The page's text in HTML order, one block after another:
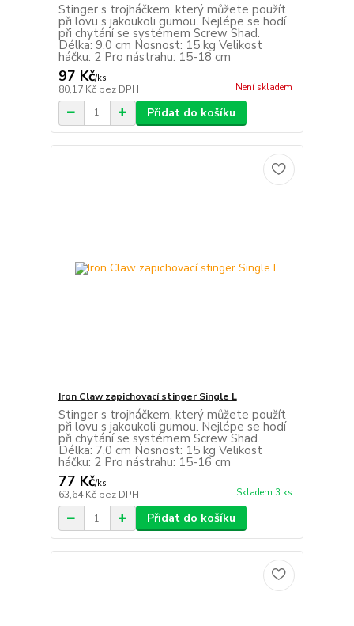
Stinger s trojháčkem, který můžete použít
při lovu s jakoukoli gumou. Nejlépe se hodí
při chytání se systémem Screw Shad.
Délka: 9,0 cm Nosnost: 15 kg Velikost
háčku: 2 Pro nástrahu: 15-18 cm
97 Kč/ks
80,17 Kč bez DPH Není skladem
Přidat do košíku
Iron Claw zapichovací stinger Single L
Stinger s trojháčkem, který můžete použít
při lovu s jakoukoli gumou. Nejlépe se hodí
při chytání se systémem Screw Shad.
Délka: 7,0 cm Nosnost: 15 kg Velikost
háčku: 2 Pro nástrahu: 15-16 cm
77 Kč/ks
63,64 Kč bez DPH Skladem 3 ks
Přidat do košíku